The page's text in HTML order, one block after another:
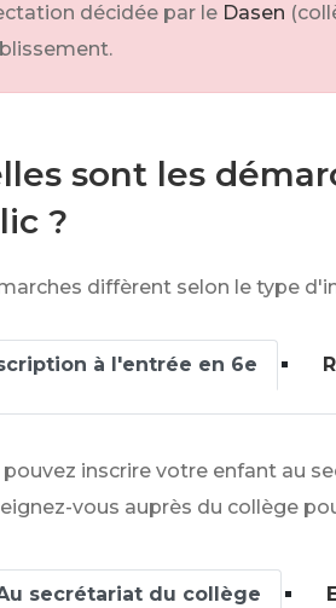
décidée par le Dasen
sont les
?
diffèrent selon le type
à l'entrée en 6e
pouvez inscrire votre enfant au
vous auprès du collège
secrétariat du collège